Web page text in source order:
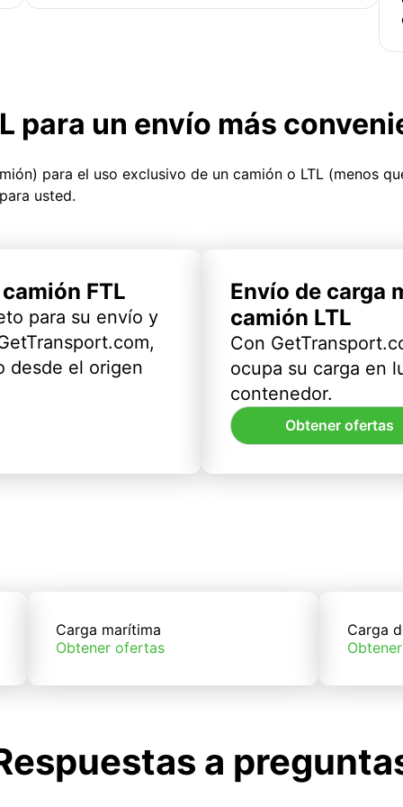
para un envío más
para el uso exclusivo de un camión o LTL (menos
usted.
FTL
para su envío y
desde el origen
Envío de carga
camión LTL
Con
ocupa su carga en
contenedor.
Obtener ofertas
Carga marítima
Obtener ofertas
Carga
a